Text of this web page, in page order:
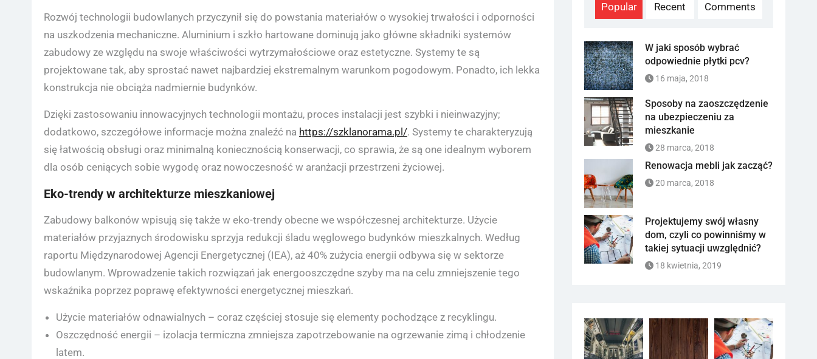
Rozwój technologii budowlanych przyczynił się do powstania materiałów o wysokiej trwałości i odporności
na uszkodzenia mechaniczne. Aluminium i szkło hartowane dominują jako główne składniki systemów
zabudowy ze względu na swoje właściwości wytrzymałościowe oraz estetyczne. Systemy te są
projektowane tak, aby sprostać nawet najbardziej ekstremalnym warunkom pogodowym. Ponadto, ich lekka
konstrukcja nie obciąża nadmiernie budynków.
Dzięki zastosowaniu innowacyjnych technologii montażu, proces instalacji jest szybki i nieinwazyjny;
dodatkowo, szczegółowe informacje można znaleźć na https://szklanorama.pl/. Systemy te charakteryzują
się łatwością obsługi oraz minimalną koniecznością konserwacji, co sprawia, że są one idealnym wyborem
dla osób ceniących sobie wygodę oraz nowoczesność w aranżacji przestrzeni życiowej.
Eko-trendy w architekturze mieszkaniowej
Zabudowy balkonów wpisują się także w eko-trendy obecne we współczesnej architekturze. Użycie
materiałów przyjaznych środowisku sprzyja redukcji śladu węglowego budynków mieszkalnych. Według
raportu Międzynarodowej Agencji Energetycznej (IEA), aż 40% zużycia energii odbywa się w sektorze
budowlanym. Wprowadzenie takich rozwiązań jak energooszczędne szyby ma na celu zmniejszenie tego
wskaźnika poprzez poprawę efektywności energetycznej mieszkań.
Użycie materiałów odnawialnych – coraz częściej stosuje się elementy pochodzące z recyklingu.
Oszczędność energii – izolacja termiczna zmniejsza zapotrzebowanie na ogrzewanie zimą i chłodzenie
latem.
Popular Recent Comments
W jaki sposób wybrać
odpowiednie płytki pcv?
16 maja, 2018
Sposoby na zaoszczędzenie
na ubezpieczeniu za
mieszkanie
28 marca, 2018
Renowacja mebli jak zacząć?
20 marca, 2018
Projektujemy swój własny
dom, czyli co powinniśmy w
takiej sytuacji uwzględnić?
18 kwietnia, 2019